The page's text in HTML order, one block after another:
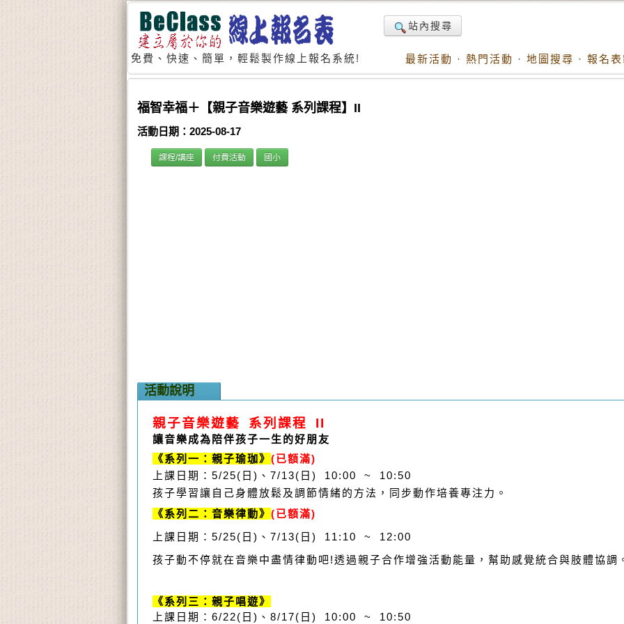
免費、快速、簡單，輕鬆製作線上報名系統!
站內搜尋
最新活動 · 熱門活動 · 地圖搜尋 · 報名
福智幸福＋【親子音樂遊藝 系列課程】II
活動日期：2025-08-17
課程/講座 付費活動 國小
活動說明
親子音樂遊藝 系列課程 II
讓音樂成為陪伴孩子一生的好朋友
《系列一：親子瑜珈》 (已額滿)
上課日期：5/25(日)、7/13(日) 10:00 ~ 10:50
孩子學習讓自己身體放鬆及調節情緒的方法，同步動作培養專注力。
《系列二：音樂律動》 (已額滿)
上課日期：5/25(日)、7/13(日) 11:10 ~ 12:00
孩子動不停就在音樂中盡情律動吧!透過親子合作增強活動能量，幫助感覺統合與肢體協調
《系列三：親子唱遊》
上課日期：6/22(日)、8/17(日) 10:00 ~ 10:50